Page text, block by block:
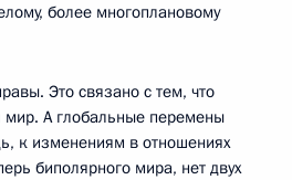
более многоплановому
Это связано с тем, что
мир. А глобальные перемены
к изменениям в отношениях
биполярного мира, нет двух